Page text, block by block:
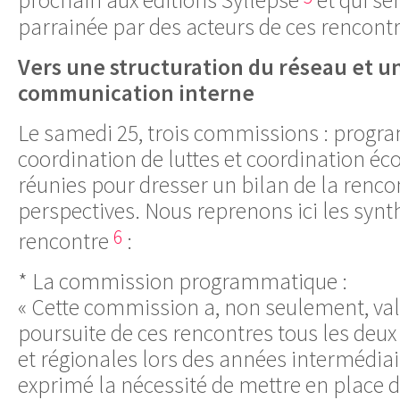
parrainée par des acteurs de ces
Vers une structuration du réseau et
communication interne
Le samedi 25, trois commissions :
coordination de luttes et coordination
réunies pour dresser un bilan de la
perspectives. Nous reprenons ici les
rencontre 6 :
* La commission programmatique :
« Cette commission a, non seulement,
poursuite de ces rencontres tous les
et régionales lors des années
exprimé la nécessité de mettre en place